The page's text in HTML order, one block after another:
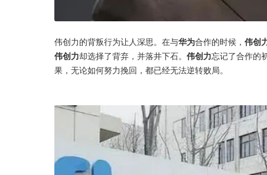
伟创力的背叛行为让人深思。在与华为合作的时候， 伟创
伟创力却选择了背弃，并落井下石。 伟创力忘记了合作的
果，无论如何努力挽回，都已经无法逆转败局。